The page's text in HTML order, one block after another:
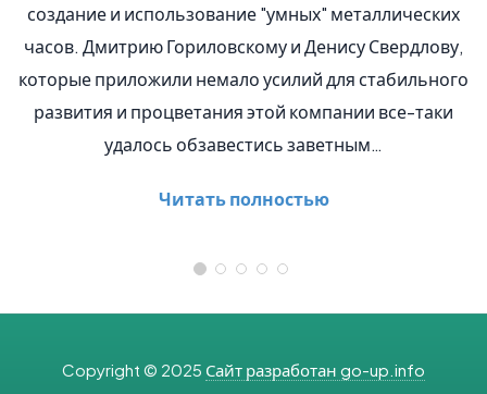
"умных" металлических
Гориловскому и Денису Свердлову,
немало усилий для стабильного
этой компании все-таки
обзавестись заветным…
Читать полностью
скорее всего в
рождение. Об
происходящие в
развитием
Copyright © 2025 Сайт разработан go-up.info